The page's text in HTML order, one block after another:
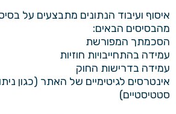
איסוף ועיבוד הנתונים מתבצעים על
מהבסיסים הבאים:
הסכמתך המפורשת
עמידה בהתחייבויות חוזיות
עמידה בדרישות החוק
אינטרסים לגיטימיים של האתר (כגון
סטטיסטיים)